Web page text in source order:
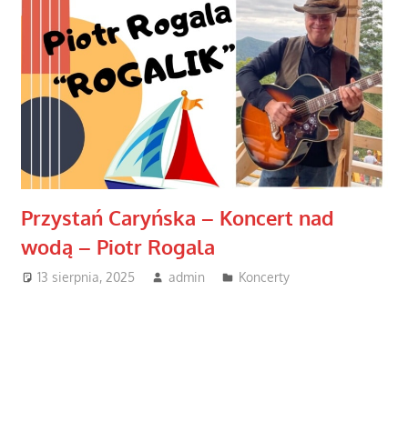
Przystań Caryńska – Koncert nad
wodą – Piotr Rogala
13 sierpnia, 2025 admin Koncerty